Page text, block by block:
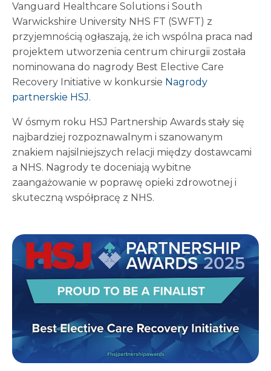
Vanguard Healthcare Solutions i South
Warwickshire University NHS FT (SWFT) z
przyjemnością ogłaszają, że ich wspólna praca nad
projektem utworzenia centrum chirurgii została
nominowana do nagrody Best Elective Care
Recovery Initiative w konkursie Nagrody
partnerskie HSJ.
W ósmym roku HSJ Partnership Awards stały się
najbardziej rozpoznawalnym i szanowanym
znakiem najsilniejszych relacji między dostawcami
a NHS. Nagrody te doceniają wybitne
zaangażowanie w poprawę opieki zdrowotnej i
skuteczną współpracę z NHS.